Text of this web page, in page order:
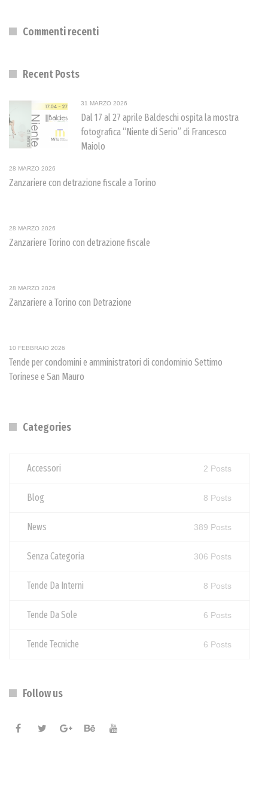
Commenti recenti
Recent Posts
31 MARZO 2026
Dal 17 al 27 aprile Baldeschi ospita la mostra
fotografica “Niente di Serio” di Francesco
Maiolo
28 MARZO 2026
Zanzariere con detrazione fiscale a Torino
28 MARZO 2026
Zanzariere Torino con detrazione fiscale
28 MARZO 2026
Zanzariere a Torino con Detrazione
10 FEBBRAIO 2026
Tende per condomini e amministratori di condominio Settimo
Torinese e San Mauro
Categories
Accessori 2 Posts
Blog 8 Posts
News 389 Posts
Senza Categoria 306 Posts
Tende Da Interni 8 Posts
Tende Da Sole 6 Posts
Tende Tecniche 6 Posts
Follow us